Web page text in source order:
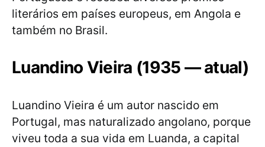
literários em países europeus, em Angola e
também no Brasil.
Luandino Vieira (1935 — atual)
Luandino Vieira é um autor nascido em
Portugal, mas naturalizado angolano, porque
viveu toda a sua vida em Luanda, a capital